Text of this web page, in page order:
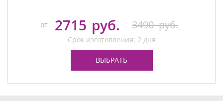
от 2715 руб. 3490 руб.
Срок изготовления: 2 дня
ВЫБРАТЬ